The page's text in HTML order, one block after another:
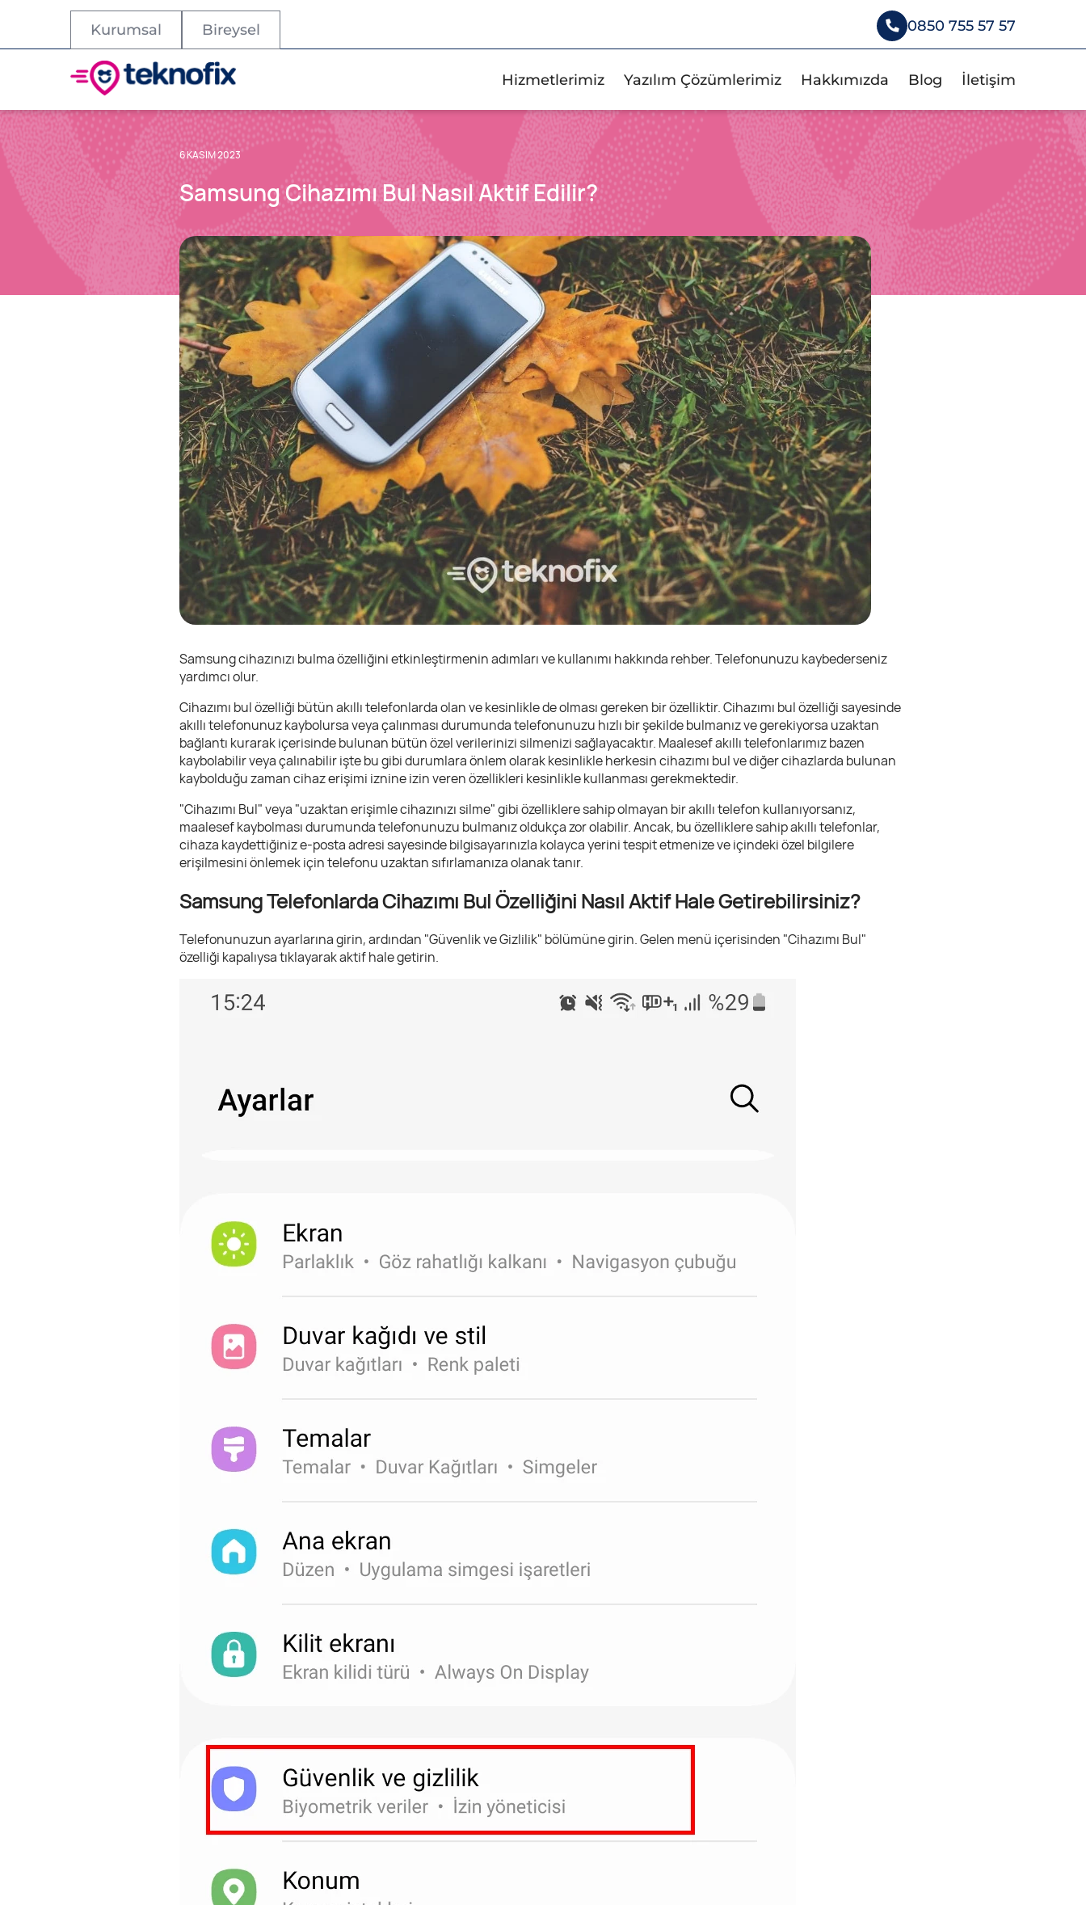
Kurumsal Bireysel 0850 755 57 57
Hizmetlerimiz Yazılım Çözümlerimiz Hakkımızda Blog İletişim
6 KASIM 2023
Samsung Cihazımı Bul Nasıl Aktif Edilir?
Samsung cihazınızı bulma özelliğini etkinleştirmenin adımları ve kullanımı hakkında rehber. Telefonunuzu kaybederseniz
yardımcı olur.
Cihazımı bul özelliği bütün akıllı telefonlarda olan ve kesinlikle de olması gereken bir özelliktir. Cihazımı bul özelliği sayesinde
akıllı telefonunuz kaybolursa veya çalınması durumunda telefonunuzu hızlı bir şekilde bulmanız ve gerekiyorsa uzaktan
bağlantı kurarak içerisinde bulunan bütün özel verilerinizi silmenizi sağlayacaktır. Maalesef akıllı telefonlarımız bazen
kaybolabilir veya çalınabilir işte bu gibi durumlara önlem olarak kesinlikle herkesin cihazımı bul ve diğer cihazlarda bulunan
kaybolduğu zaman cihaz erişimi iznine izin veren özellikleri kesinlikle kullanması gerekmektedir.
"Cihazımı Bul" veya "uzaktan erişimle cihazınızı silme" gibi özelliklere sahip olmayan bir akıllı telefon kullanıyorsanız,
maalesef kaybolması durumunda telefonunuzu bulmanız oldukça zor olabilir. Ancak, bu özelliklere sahip akıllı telefonlar,
cihaza kaydettiğiniz e-posta adresi sayesinde bilgisayarınızla kolayca yerini tespit etmenize ve içindeki özel bilgilere
erişilmesini önlemek için telefonu uzaktan sıfırlamanıza olanak tanır.
Samsung Telefonlarda Cihazımı Bul Özelliğini Nasıl Aktif Hale Getirebilirsiniz?
Telefonunuzun ayarlarına girin, ardından "Güvenlik ve Gizlilik" bölümüne girin. Gelen menü içerisinden "Cihazımı Bul"
özelliği kapalıysa tıklayarak aktif hale getirin.